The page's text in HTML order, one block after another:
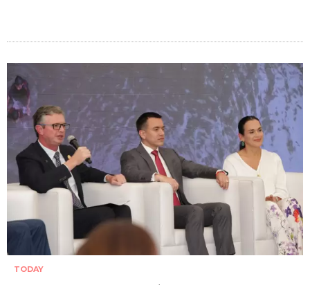
TODAY